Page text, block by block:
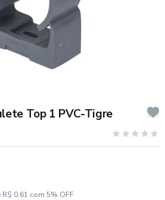
Top 1 PVC-Tigre
0,61 com 5% OFF